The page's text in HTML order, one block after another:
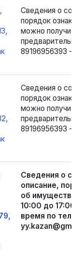
Сведения о
порядок
можно получить
предварительно
89196956393 -
Сведения о
порядок
можно получить
предварительно
89196956393 -
Сведения о
описание,
об имуществе
10:00 до 17:00,
время по